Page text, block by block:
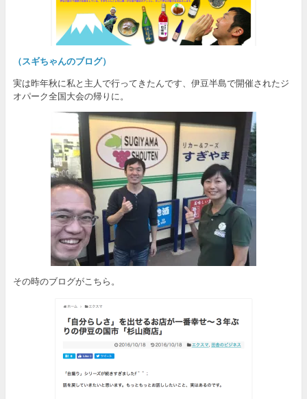
（スギちゃんのブログ）
実は昨年秋に私と主人で行ってきたんです、伊豆半島で開催されたジ
オパーク全国大会の帰りに。
その時のブログがこちら。